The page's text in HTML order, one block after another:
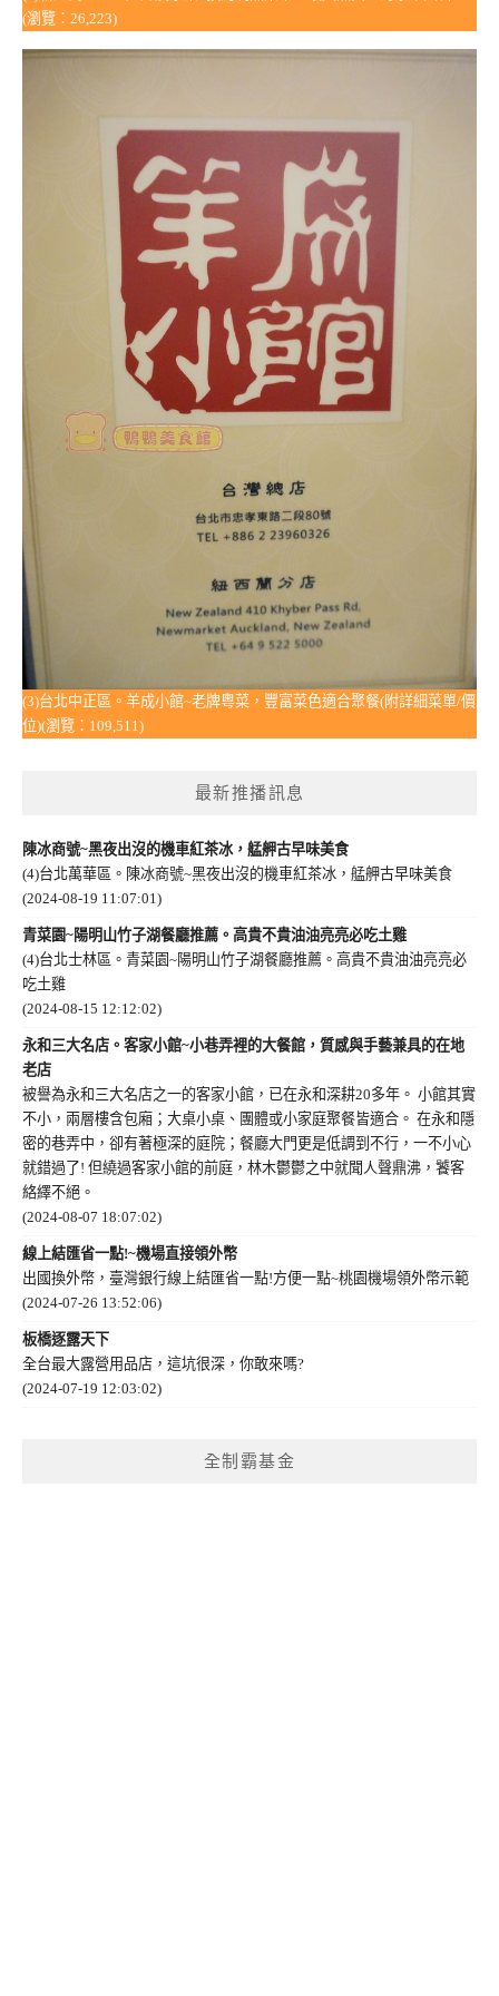
(瀏覽：26,223)
(3)台北中正區。羊成小館~老牌粵菜，豐富菜色適合聚餐(附詳細菜單/價
位)(瀏覽：109,511)
最新推播訊息
陳冰商號~黑夜出沒的機車紅茶冰，艋舺古早味美食
(4)台北萬華區。陳冰商號~黑夜出沒的機車紅茶冰，艋舺古早味美食
(2024-08-19 11:07:01)
青菜園~陽明山竹子湖餐廳推薦。高貴不貴油油亮亮必吃土雞
(4)台北士林區。青菜園~陽明山竹子湖餐廳推薦。高貴不貴油油亮亮必
吃土雞
(2024-08-15 12:12:02)
永和三大名店。客家小館~小巷弄裡的大餐館，質感與手藝兼具的在地
老店
被譽為永和三大名店之一的客家小館，已在永和深耕20多年。 小館其實
不小，兩層樓含包廂；大桌小桌、團體或小家庭聚餐皆適合。 在永和隱
密的巷弄中，卻有著極深的庭院；餐廳大門更是低調到不行，一不小心
就錯過了! 但繞過客家小館的前庭，林木鬱鬱之中就聞人聲鼎沸，饕客
絡繹不絕。
(2024-08-07 18:07:02)
線上結匯省一點!~機場直接領外幣
出國換外幣，臺灣銀行線上結匯省一點!方便一點~桃園機場領外幣示範
(2024-07-26 13:52:06)
板橋逐露天下
全台最大露營用品店，這坑很深，你敢來嗎?
(2024-07-19 12:03:02)
全制霸基金